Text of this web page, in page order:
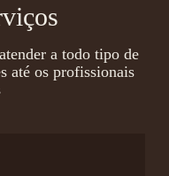
a todo tipo de
até os profissionais